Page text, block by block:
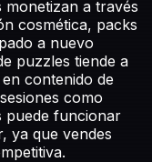
a través
cosmética, packs
a nuevo
puzzles tiende a
contenido de
como
puede funcionar
ya que vendes